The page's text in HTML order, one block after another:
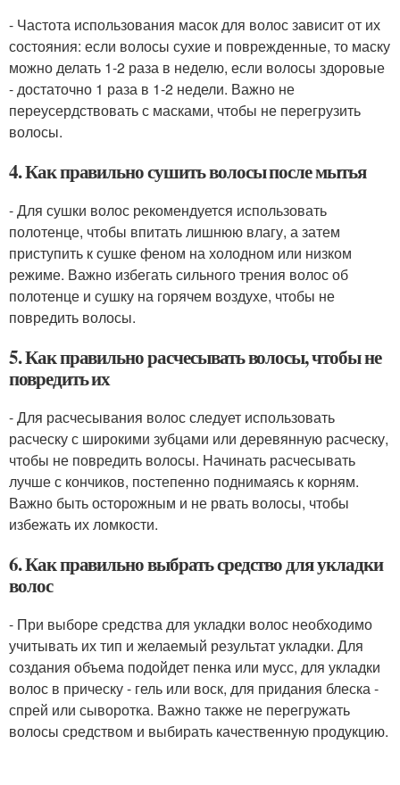
- Частота использования масок для волос зависит от их
состояния: если волосы сухие и поврежденные, то маску
можно делать 1-2 раза в неделю, если волосы здоровые
- достаточно 1 раза в 1-2 недели. Важно не
переусердствовать с масками, чтобы не перегрузить
волосы.
4. Как правильно сушить волосы после мытья
- Для сушки волос рекомендуется использовать
полотенце, чтобы впитать лишнюю влагу, а затем
приступить к сушке феном на холодном или низком
режиме. Важно избегать сильного трения волос об
полотенце и сушку на горячем воздухе, чтобы не
повредить волосы.
5. Как правильно расчесывать волосы, чтобы не
повредить их
- Для расчесывания волос следует использовать
расческу с широкими зубцами или деревянную расческу,
чтобы не повредить волосы. Начинать расчесывать
лучше с кончиков, постепенно поднимаясь к корням.
Важно быть осторожным и не рвать волосы, чтобы
избежать их ломкости.
6. Как правильно выбрать средство для укладки
волос
- При выборе средства для укладки волос необходимо
учитывать их тип и желаемый результат укладки. Для
создания объема подойдет пенка или мусс, для укладки
волос в прическу - гель или воск, для придания блеска -
спрей или сыворотка. Важно также не перегружать
волосы средством и выбирать качественную продукцию.